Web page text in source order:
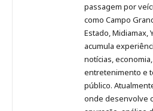
passagem por
como Campo
Estado, Midiamax,
acumula
notícias,
entretenimento e
público.
onde desenvolve